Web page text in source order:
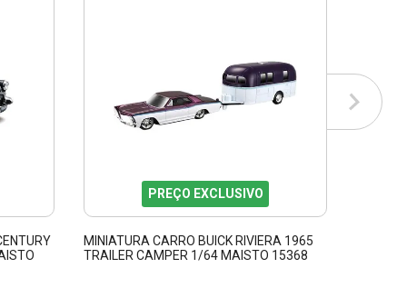
PREÇO EXCLUSIVO
MINIATURA CARRO BUICK RIVIERA 1965
TRAILER CAMPER 1/64 MAISTO 15368